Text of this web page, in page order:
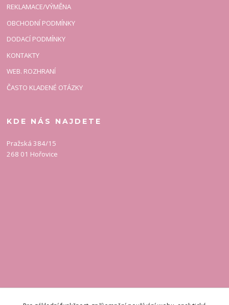
REKLAMACE/VÝMĚNA
OBCHODNÍ PODMÍNKY
DODACÍ PODMÍNKY
KONTAKTY
WEB. ROZHRANÍ
ČASTO KLADENÉ OTÁZKY
KDE NÁS NAJDETE
Pražská 384/15
268 01 Hořovice
KONTAKT